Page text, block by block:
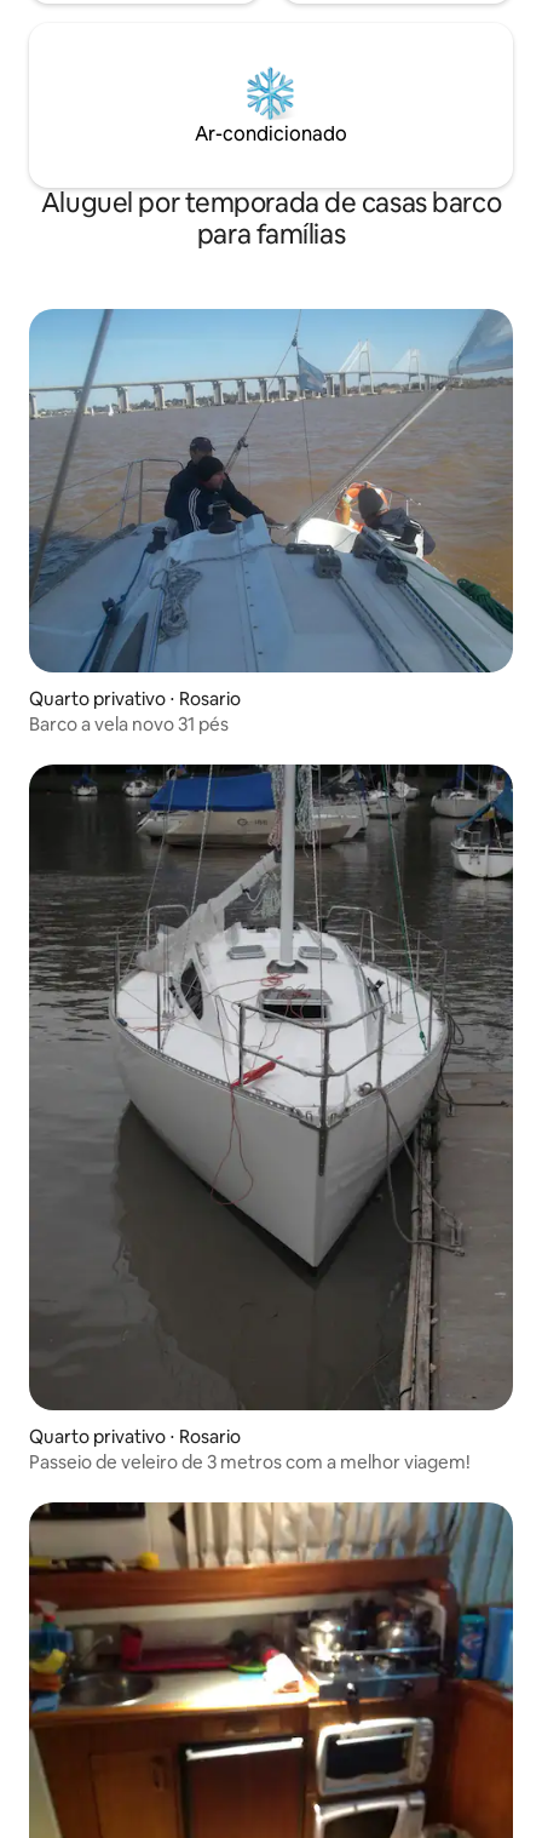
Ar-condicionado
Aluguel por temporada de casas barco
para famílias
Quarto privativo ⋅ Rosario
Barco a vela novo 31 pés
Quarto privativo ⋅ Rosario
Passeio de veleiro de 3 metros com a melhor viagem!